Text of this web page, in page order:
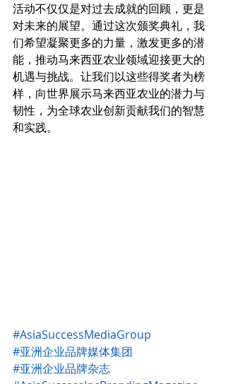
活动不仅仅是对过去成就的回顾，更是
对未来的展望。通过这次颁奖典礼，我
们希望凝聚更多的力量，激发更多的潜
能，推动马来西亚农业领域迎接更大的
机遇与挑战。让我们以这些得奖者为榜
样，向世界展示马来西亚农业的潜力与
韧性，为全球农业创新贡献我们的智慧
和实践。
#AsiaSuccessMediaGroup
#亚洲企业品牌媒体集团
#亚洲企业品牌杂志